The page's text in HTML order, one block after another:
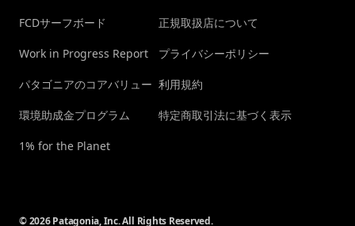
FCDサーフボード
Work in Progress Report
パタゴニアのコアバリュー
環境助成金プログラム
1% for the Planet
正規取扱店について
プライバシーポリシー
利用規約
特定商取引法に基づく表示
© 2026 Patagonia, Inc. All Rights Reserved.